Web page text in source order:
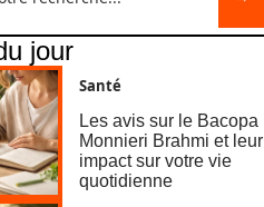
jour
Santé
Les avis sur le Bacopa
Monnieri Brahmi et leur
impact sur votre vie
quotidienne